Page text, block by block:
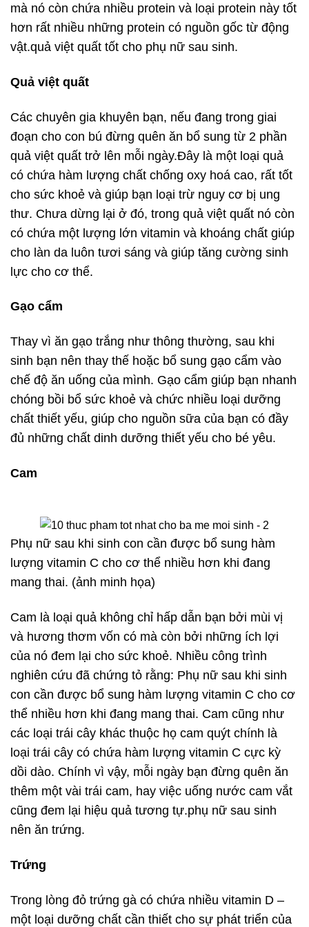
mà nó còn chứa nhiều protein và loại protein này tốt
hơn rất nhiều những protein có nguồn gốc từ động
vật.quả việt quất tốt cho phụ nữ sau sinh.
Quả việt quất
Các chuyên gia khuyên bạn, nếu đang trong giai
đoạn cho con bú đừng quên ăn bổ sung từ 2 phần
quả việt quất trở lên mỗi ngày.Đây là một loại quả
có chứa hàm lượng chất chống oxy hoá cao, rất tốt
cho sức khoẻ và giúp bạn loại trừ nguy cơ bị ung
thư. Chưa dừng lại ở đó, trong quả việt quất nó còn
có chứa một lượng lớn vitamin và khoáng chất giúp
cho làn da luôn tươi sáng và giúp tăng cường sinh
lực cho cơ thể.
Gạo cẩm
Thay vì ăn gạo trắng như thông thường, sau khi
sinh bạn nên thay thế hoặc bổ sung gạo cẩm vào
chế độ ăn uống của mình. Gạo cẩm giúp bạn nhanh
chóng bồi bổ sức khoẻ và chức nhiều loại dưỡng
chất thiết yếu, giúp cho nguồn sữa của bạn có đầy
đủ những chất dinh dưỡng thiết yếu cho bé yêu.
Cam
Phụ nữ sau khi sinh con cần được bổ sung hàm
lượng vitamin C cho cơ thể nhiều hơn khi đang
mang thai. (ảnh minh họa)
Cam là loại quả không chỉ hấp dẫn bạn bởi mùi vị
và hương thơm vốn có mà còn bởi những ích lợi
của nó đem lại cho sức khoẻ. Nhiều công trình
nghiên cứu đã chứng tỏ rằng: Phụ nữ sau khi sinh
con cần được bổ sung hàm lượng vitamin C cho cơ
thể nhiều hơn khi đang mang thai. Cam cũng như
các loại trái cây khác thuộc họ cam quýt chính là
loại trái cây có chứa hàm lượng vitamin C cực kỳ
dồi dào. Chính vì vậy, mỗi ngày bạn đừng quên ăn
thêm một vài trái cam, hay việc uống nước cam vắt
cũng đem lại hiệu quả tương tự.phụ nữ sau sinh
nên ăn trứng.
Trứng
Trong lòng đỏ trứng gà có chứa nhiều vitamin D –
một loại dưỡng chất cần thiết cho sự phát triển của